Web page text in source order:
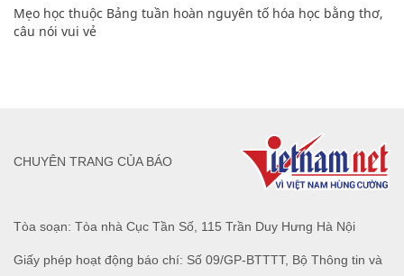
Mẹo học thuộc Bảng tuần hoàn nguyên tố hóa học bằng thơ,
câu nói vui vẻ
Tòa soạn: Tòa nhà Cục Tần Số, 115 Trần Duy Hưng Hà Nội
Giấy phép hoạt động báo chí: Số 09/GP-BTTTT, Bộ Thông tin và
CHUYÊN TRANG CỦA BÁO